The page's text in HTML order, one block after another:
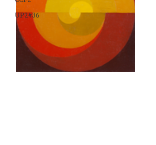
UP2#36